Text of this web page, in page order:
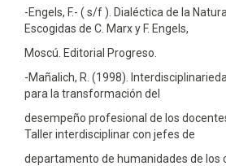
-Engels, F.- ( s/f ). Dialéctica de la
Escogidas de C. Marx y F. Engels,
Moscú. Editorial Progreso.
-Mañalich, R. (1998).
para la transformación del
desempeño profesional de los
Taller interdisciplinar con jefes de
departamento de humanidades de los